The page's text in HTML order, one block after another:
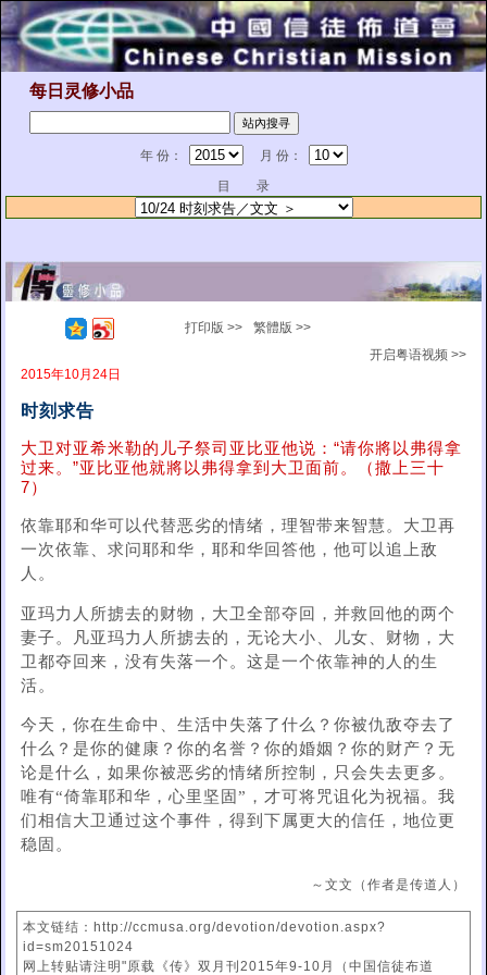
每日灵修小品
年 份：
月 份：
目 录
打印版 >>
繁體版 >>
开启粤语视频 >>
2015年10月24日
时刻求告
大卫对亚希米勒的儿子祭司亚比亚他说：“请你將以弗得拿
过来。”亚比亚他就將以弗得拿到大卫面前。（撒上三十
7）
依靠耶和华可以代替恶劣的情绪，理智带来智慧。大卫再
一次依靠、求问耶和华，耶和华回答他，他可以追上敌
人。
亚玛力人所掳去的财物，大卫全部夺回，并救回他的两个
妻子。凡亚玛力人所掳去的，无论大小、儿女、财物，大
卫都夺回来，没有失落一个。这是一个依靠神的人的生
活。
今天，你在生命中、生活中失落了什么？你被仇敌夺去了
什么？是你的健康？你的名誉？你的婚姻？你的财产？无
论是什么，如果你被恶劣的情绪所控制，只会失去更多。
唯有“倚靠耶和华，心里坚固”，才可将咒诅化为祝福。我
们相信大卫通过这个事件，得到下属更大的信任，地位更
稳固。
～文文（作者是传道人）
本文链结：http://ccmusa.org/devotion/devotion.aspx?
id=sm20151024
网上转贴请注明"原载《传》双月刊2015年9-10月（中国信徒布道